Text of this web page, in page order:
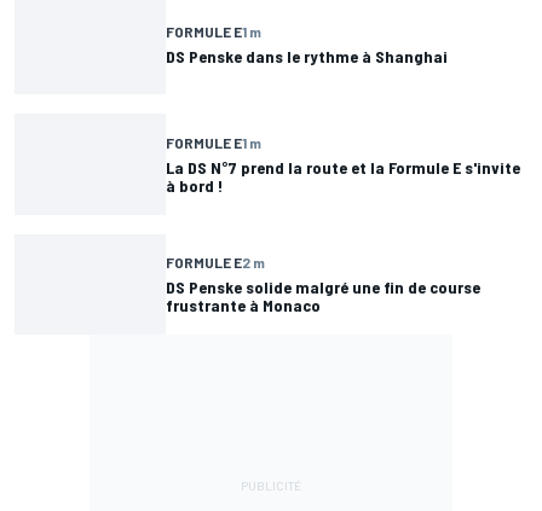
FORMULE E1 m
DS Penske dans le rythme à Shanghai
FORMULE E1 m
La DS N°7 prend la route et la Formule E s'invite
à bord !
FORMULE E2 m
DS Penske solide malgré une fin de course
frustrante à Monaco